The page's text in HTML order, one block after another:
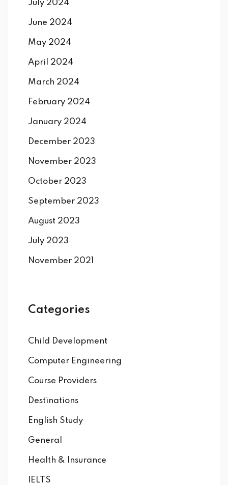
July 2024
June 2024
May 2024
April 2024
March 2024
February 2024
January 2024
December 2023
November 2023
October 2023
September 2023
August 2023
July 2023
November 2021
Categories
Child Development
Computer Engineering
Course Providers
Destinations
English Study
General
Health & Insurance
IELTS